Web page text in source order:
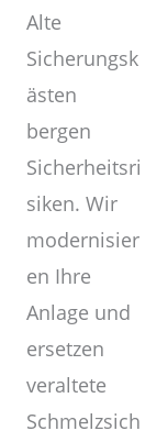
Alte
Sicherungsk
ästen
bergen
Sicherheitsri
siken. Wir
modernisier
en Ihre
Anlage und
ersetzen
veraltete
Schmelzsich